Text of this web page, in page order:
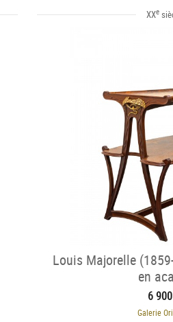
XXe
Louis Majorelle
en
6
Galerie